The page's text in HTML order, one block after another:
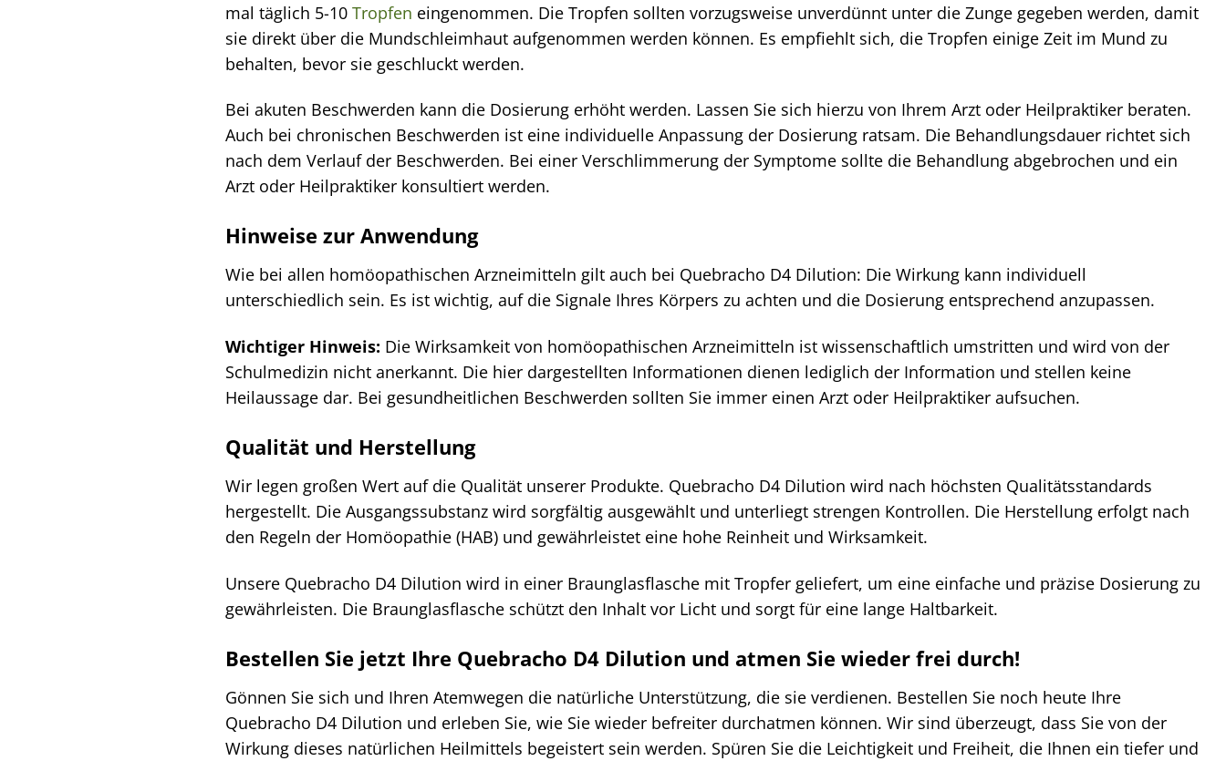
mal täglich 5-10 Tropfen eingenommen. Die Tropfen sollten vorzugsweise unverdünnt unter die Zunge gegeben werden, damit
sie direkt über die Mundschleimhaut aufgenommen werden können. Es empfiehlt sich, die Tropfen einige Zeit im Mund zu
behalten, bevor sie geschluckt werden.
Bei akuten Beschwerden kann die Dosierung erhöht werden. Lassen Sie sich hierzu von Ihrem Arzt oder Heilpraktiker beraten.
Auch bei chronischen Beschwerden ist eine individuelle Anpassung der Dosierung ratsam. Die Behandlungsdauer richtet sich
nach dem Verlauf der Beschwerden. Bei einer Verschlimmerung der Symptome sollte die Behandlung abgebrochen und ein
Arzt oder Heilpraktiker konsultiert werden.
Hinweise zur Anwendung
Wie bei allen homöopathischen Arzneimitteln gilt auch bei Quebracho D4 Dilution: Die Wirkung kann individuell
unterschiedlich sein. Es ist wichtig, auf die Signale Ihres Körpers zu achten und die Dosierung entsprechend anzupassen.
Wichtiger Hinweis: Die Wirksamkeit von homöopathischen Arzneimitteln ist wissenschaftlich umstritten und wird von der
Schulmedizin nicht anerkannt. Die hier dargestellten Informationen dienen lediglich der Information und stellen keine
Heilaussage dar. Bei gesundheitlichen Beschwerden sollten Sie immer einen Arzt oder Heilpraktiker aufsuchen.
Qualität und Herstellung
Wir legen großen Wert auf die Qualität unserer Produkte. Quebracho D4 Dilution wird nach höchsten Qualitätsstandards
hergestellt. Die Ausgangssubstanz wird sorgfältig ausgewählt und unterliegt strengen Kontrollen. Die Herstellung erfolgt nach
den Regeln der Homöopathie (HAB) und gewährleistet eine hohe Reinheit und Wirksamkeit.
Unsere Quebracho D4 Dilution wird in einer Braunglasflasche mit Tropfer geliefert, um eine einfache und präzise Dosierung zu
gewährleisten. Die Braunglasflasche schützt den Inhalt vor Licht und sorgt für eine lange Haltbarkeit.
Bestellen Sie jetzt Ihre Quebracho D4 Dilution und atmen Sie wieder frei durch!
Gönnen Sie sich und Ihren Atemwegen die natürliche Unterstützung, die sie verdienen. Bestellen Sie noch heute Ihre
Quebracho D4 Dilution und erleben Sie, wie Sie wieder befreiter durchatmen können. Wir sind überzeugt, dass Sie von der
Wirkung dieses natürlichen Heilmittels begeistert sein werden. Spüren Sie die Leichtigkeit und Freiheit, die Ihnen ein tiefer und